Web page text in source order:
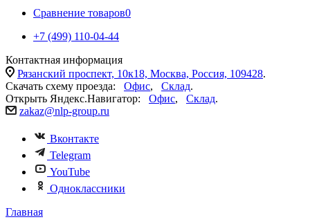
Сравнение товаров0
+7 (499) 110-04-44
Контактная информация
Рязанский проспект, 10к18, Москва, Россия, 109428.
Скачать схему проезда: Офис, Склад.
Открыть Яндекс.Навигатор: Офис, Склад.
zakaz@nlp-group.ru
Вконтакте
Telegram
YouTube
Одноклассники
Главная